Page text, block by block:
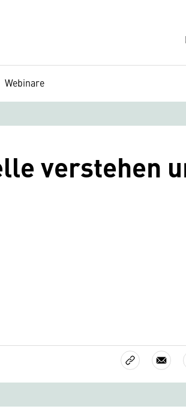
Webinare
verstehen